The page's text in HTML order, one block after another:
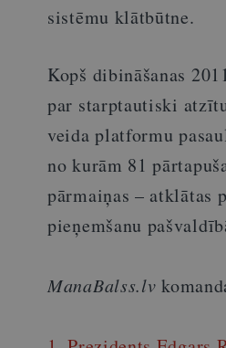
sistēmu klātbūtne.
Kopš dibināšanas
par starptautiski
veida platformu
no kurām 81
pārmaiņas – atklātas
pieņemšanu
ManaBalss.lv